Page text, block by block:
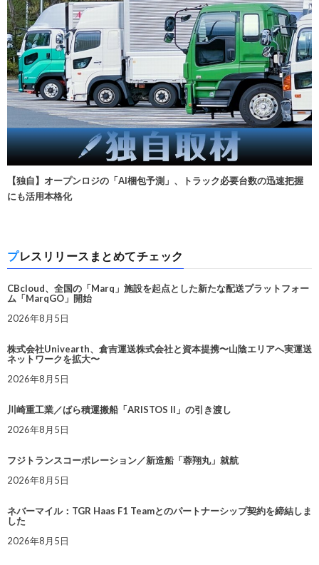
【独自】オープンロジの「AI梱包予測」、トラック必要台数の迅速把握
にも活用本格化
プレスリリースまとめてチェック
CBcloud、全国の「Marq」施設を起点とした新たな配送プラットフォー
ム「MarqGO」開始
2026年8月5日
株式会社Univearth、倉吉運送株式会社と資本提携〜山陰エリアへ実運送
ネットワークを拡大〜
2026年8月5日
川崎重工業／ばら積運搬船「ARISTOS II」の引き渡し
2026年8月5日
フジトランスコーポレーション／新造船「蓉翔丸」就航
2026年8月5日
ネバーマイル：TGR Haas F1 Teamとのパートナーシップ契約を締結しま
した
2026年8月5日